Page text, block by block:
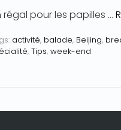
régal pour les papilles …
activité, balade, Beijing,
, Tips, week-end